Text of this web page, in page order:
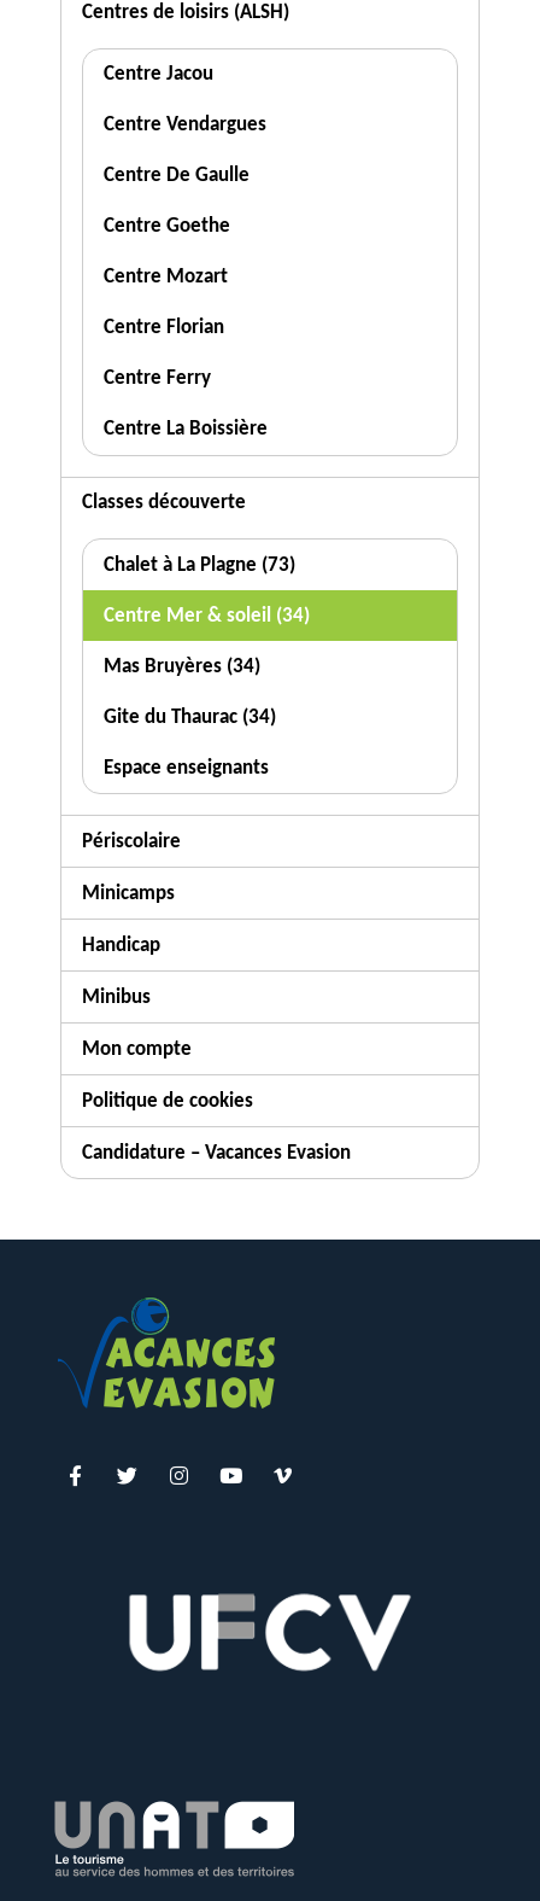
Centres de loisirs (ALSH)
Centre Jacou
Centre Vendargues
Centre De Gaulle
Centre Goethe
Centre Mozart
Centre Florian
Centre Ferry
Centre La Boissière
Classes découverte
Chalet à La Plagne (73)
Centre Mer & soleil (34)
Mas Bruyères (34)
Gite du Thaurac (34)
Espace enseignants
Périscolaire
Minicamps
Handicap
Minibus
Mon compte
Politique de cookies
Candidature – Vacances Evasion